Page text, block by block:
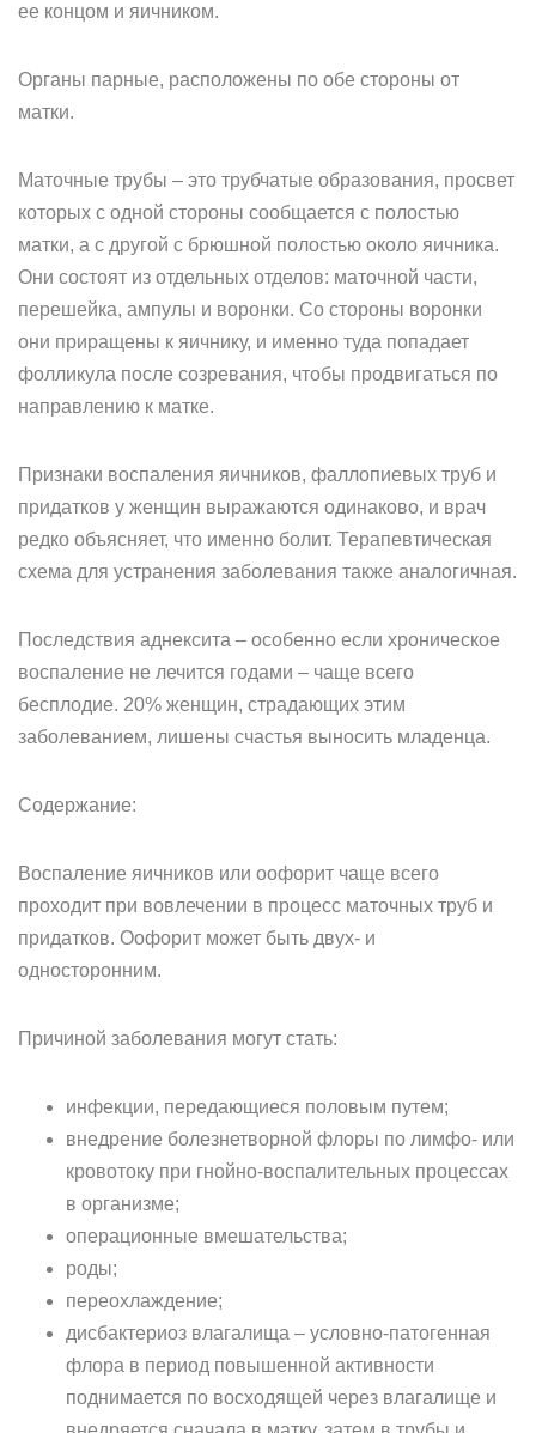
ее концом и яичником.
Органы парные, расположены по обе стороны от
матки.
Маточные трубы – это трубчатые образования, просвет
которых с одной стороны сообщается с полостью
матки, а с другой с брюшной полостью около яичника.
Они состоят из отдельных отделов: маточной части,
перешейка, ампулы и воронки. Со стороны воронки
они приращены к яичнику, и именно туда попадает
фолликула после созревания, чтобы продвигаться по
направлению к матке.
Признаки воспаления яичников, фаллопиевых труб и
придатков у женщин выражаются одинаково, и врач
редко объясняет, что именно болит. Терапевтическая
схема для устранения заболевания также аналогичная.
Последствия аднексита – особенно если хроническое
воспаление не лечится годами – чаще всего
бесплодие. 20% женщин, страдающих этим
заболеванием, лишены счастья выносить младенца.
Содержание:
Воспаление яичников или оофорит чаще всего
проходит при вовлечении в процесс маточных труб и
придатков. Оофорит может быть двух- и
односторонним.
Причиной заболевания могут стать:
инфекции, передающиеся половым путем;
внедрение болезнетворной флоры по лимфо- или
кровотоку при гнойно-воспалительных процессах
в организме;
операционные вмешательства;
роды;
переохлаждение;
дисбактериоз влагалища – условно-патогенная
флора в период повышенной активности
поднимается по восходящей через влагалище и